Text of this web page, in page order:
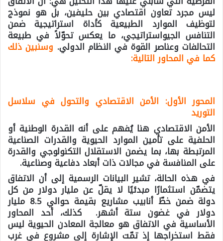
ليس مجرد تعاون اقتصادي بين حليفين، بل هو نموذج
لتوظيف الموارد الطبيعية كأداة استراتيجية ضمن
التنافس الجيواستراتيجي، ما يعكس تحوّلاً في طبيعة
التحالفات وعناصر القوة في النظام الدولي. وسنبين ذلك
كما في المحاور التالية:
المحور الأول: الأمن الاقتصادي والتحول في سلاسل
التوريد
الأمن الاقتصادي هنا يُفهم على أنه القدرة الوطنية أو
الحلفية على تأمين الموارد الحيوية والقدرات الصناعية
المرتبطة بها، بما يضمن الاستقلال التكنولوجي والقدرة
على المنافسة في مجالات ذات أبعاد دفاعية وصناعية.
في هذه الحالة، تشير البيانات الرسمية إلى أن الاتفاق
يتضمّن استثمارًا مبدئيًا لا يقلّ عن مليار دولار من كل
دولة ضمن خطّ أنابيب مشاريع بقيمة حوالي 8.5 مليار
دولار في غضون ستة أشهر. كذلك، أحد المحاور
الأساسية في الاتفاق هو معالجة المعادن الحيوية ليس
فقط استخراجها إذ تمّت الإشارة إلى مشروع في غرب